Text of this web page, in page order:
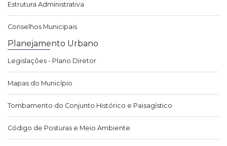
Estrutura Administrativa
Conselhos Municipais
Planejamento Urbano
Legislações - Plano Diretor
Mapas do Município
Tombamento do Conjunto Histórico e Paisagístico
Código de Posturas e Meio Ambiente